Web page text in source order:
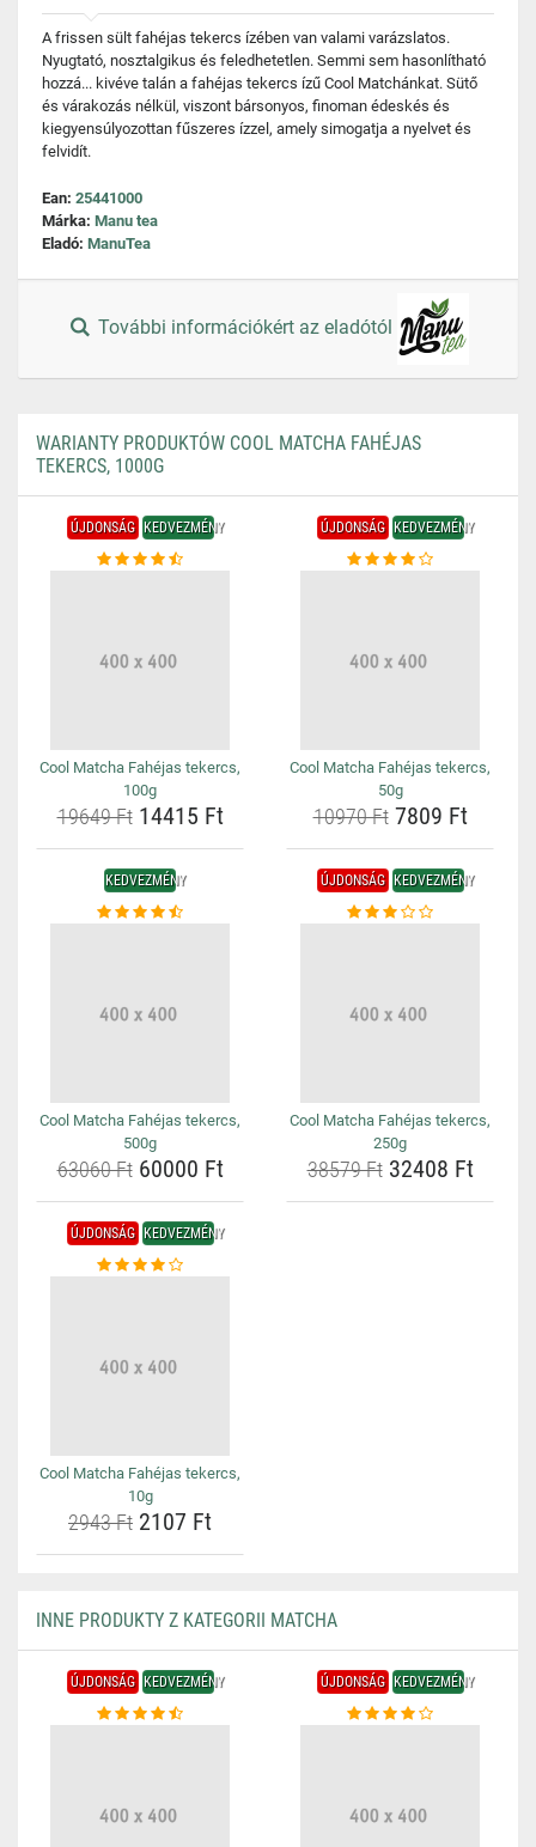
A frissen sült fahéjas tekercs ízében van valami varázslatos.
Nyugtató, nosztalgikus és feledhetetlen. Semmi sem hasonlítható
hozzá... kivéve talán a fahéjas tekercs ízű Cool Matchánkat. Sütő
és várakozás nélkül, viszont bársonyos, finoman édeskés és
kiegyensúlyozottan fűszeres ízzel, amely simogatja a nyelvet és
felvidít.
Ean: 25441000
Márka: Manu tea
Eladó: ManuTea
További információkért az eladótól
WARIANTY PRODUKTÓW COOL MATCHA FAHÉJAS
TEKERCS, 1000G
ÚJDONSÁG KEDVEZMÉNY
Cool Matcha Fahéjas tekercs,
100g
19649 Ft14415 Ft
ÚJDONSÁG KEDVEZMÉNY
Cool Matcha Fahéjas tekercs,
50g
10970 Ft7809 Ft
KEDVEZMÉNY
Cool Matcha Fahéjas tekercs,
500g
63060 Ft60000 Ft
ÚJDONSÁG KEDVEZMÉNY
Cool Matcha Fahéjas tekercs,
250g
38579 Ft32408 Ft
ÚJDONSÁG KEDVEZMÉNY
Cool Matcha Fahéjas tekercs,
10g
2943 Ft 2107 Ft
INNE PRODUKTY Z KATEGORII MATCHA
ÚJDONSÁG KEDVEZMÉNY ÚJDONSÁG KEDVEZMÉNY